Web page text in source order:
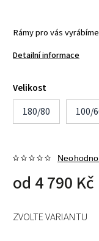
Rámy pro vás
Detailní informace
Velikost
180/80
100/
od 4 790 Kč
ZVOLTE VARIANTU